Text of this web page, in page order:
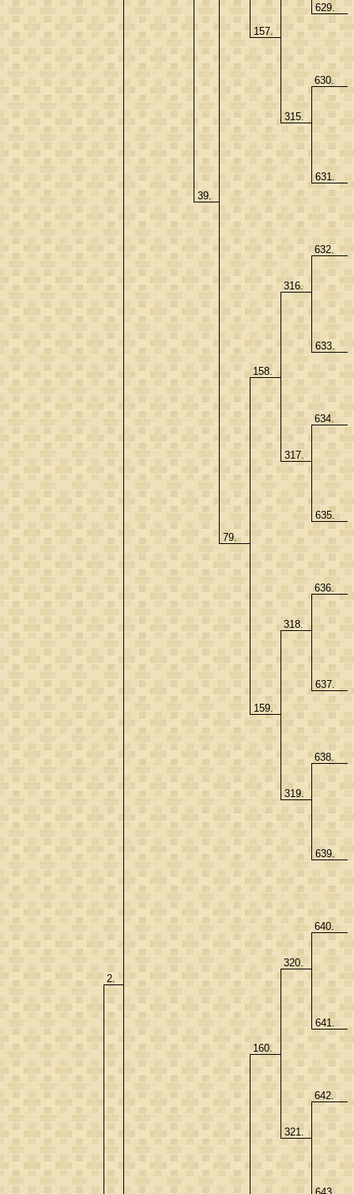
2.
39.
157.
629.
315.
630.
631.
79.
158.
316.
632.
633.
317.
634.
635.
159.
318.
636.
637.
319.
638.
639.
160.
320.
640.
641.
321.
642.